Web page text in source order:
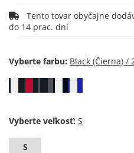
do 14 prac. dní
Vyberte farbu:
Vyberte veľkosť:
S